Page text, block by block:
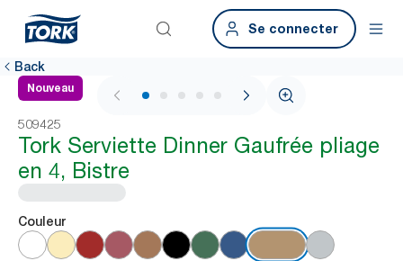
Se connecter
Back
Nouveau
1 / 5
509425
Tork Serviette Dinner Gaufrée pliage
en 4, Bistre
Couleur